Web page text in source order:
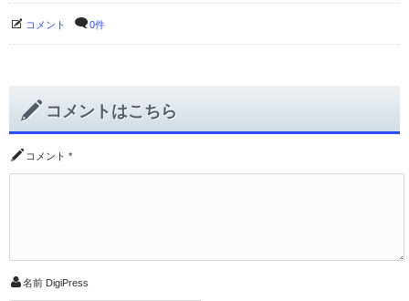
コメント 0件
コメントはこちら
コメント *
名前 DigiPress